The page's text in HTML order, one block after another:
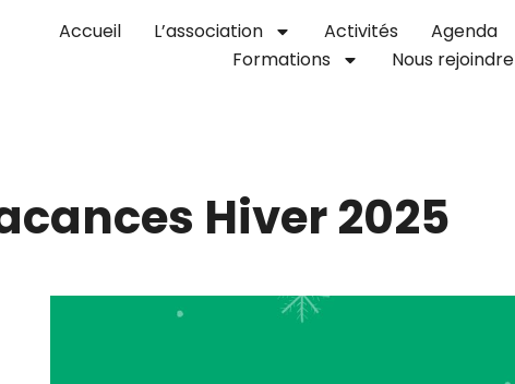
Accueil L’association Activités Agenda
Formations
Nous rejoindre
Hiver 2025